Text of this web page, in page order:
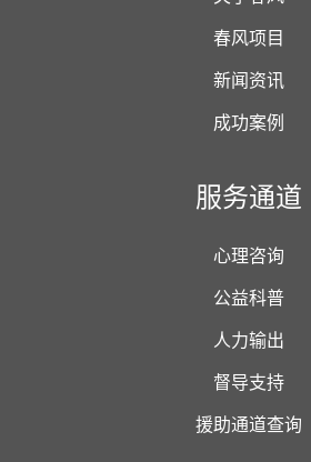
春风项目
新闻资讯
成功案例
服务通道
心理咨询
公益科普
人力输出
督导支持
援助通道查询